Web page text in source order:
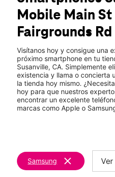
Jue.: 9:00 a.m. a 7:00
Vie.: 9:00 a.m. a 7:00
2920 Main St Ste C Susanville,
Mobile Main St
Fairgrounds Rd
Visítanos hoy y consigue una
próximo smartphone en tu
Susanville, CA. Simplemente
existencia y llama o concierta
la tienda hoy mismo.
hoy para que nuestros
encontrar un excelente
marcas como Apple o
Samsung clear